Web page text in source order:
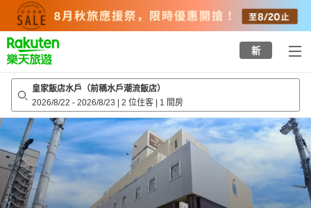
top
page
新
皇家飯店水戶（前稱水戶潮流飯店）
2026/8/22 - 2026/8/23 | 2 位住客 | 1 間房